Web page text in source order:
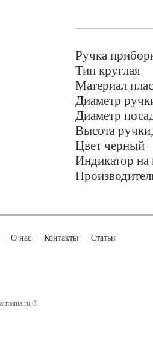
Ручка
Тип круглая
Материал
Диаметр
Диаметр
Высота
Цвет черный
Индикатор на
О нас Контакты Статьи
®